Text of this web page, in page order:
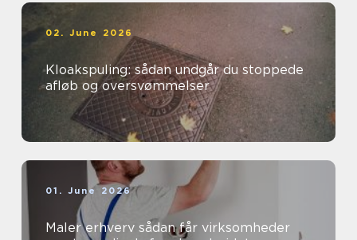
02. June 2026
Kloakspuling: sådan undgår du stoppede
afløb og oversvømmelser
01. June 2026
Maler erhverv sådan får virksomheder